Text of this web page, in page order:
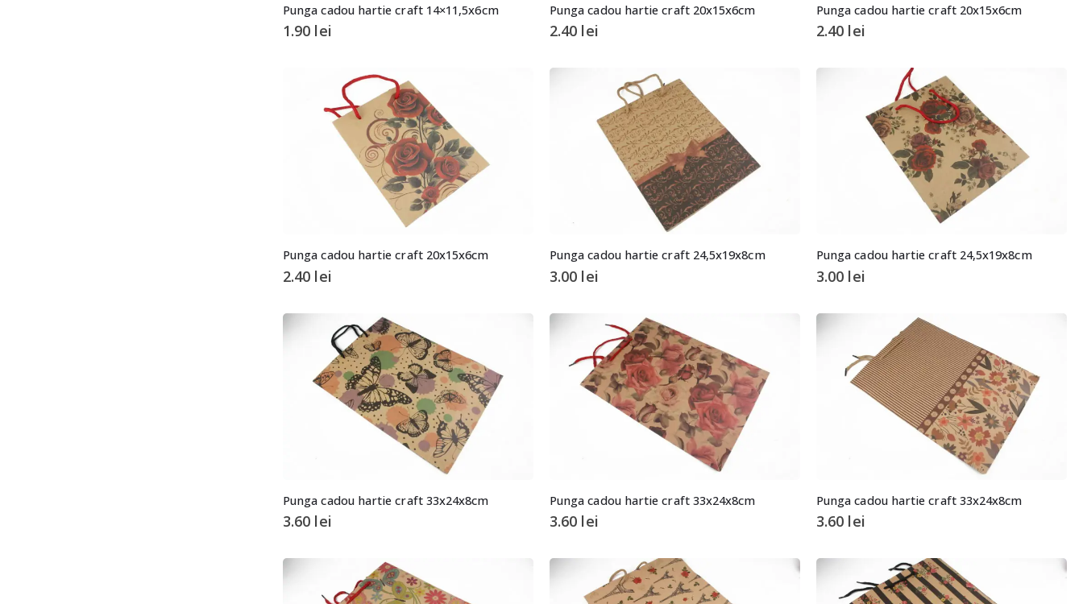
Punga cadou hartie craft 14×11,5x6cm
1.90 lei
Punga cadou hartie craft 20x15x6cm
2.40 lei
Punga cadou hartie craft 20x15x6cm
2.40 lei
Punga cadou hartie craft 20x15x6cm
2.40 lei
Punga cadou hartie craft 24,5x19x8cm
3.00 lei
Punga cadou hartie craft 24,5x19x8cm
3.00 lei
Punga cadou hartie craft 33x24x8cm
3.60 lei
Punga cadou hartie craft 33x24x8cm
3.60 lei
Punga cadou hartie craft 33x24x8cm
3.60 lei